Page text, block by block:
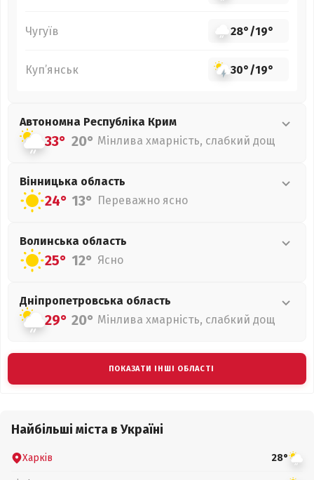
Чугуїв 28°/19°
Куп’янськ 30°/19°
Автономна Республіка Крим
33° 20° Мінлива хмарність, слабкий дощ
Вінницька область
24° 13° Переважно ясно
Волинська область
25° 12° Ясно
Дніпропетровська область
29° 20° Мінлива хмарність, слабкий дощ
ПОКАЗАТИ ІНШІ ОБЛАСТІ
Найбільші міста в Україні
Харків 28°